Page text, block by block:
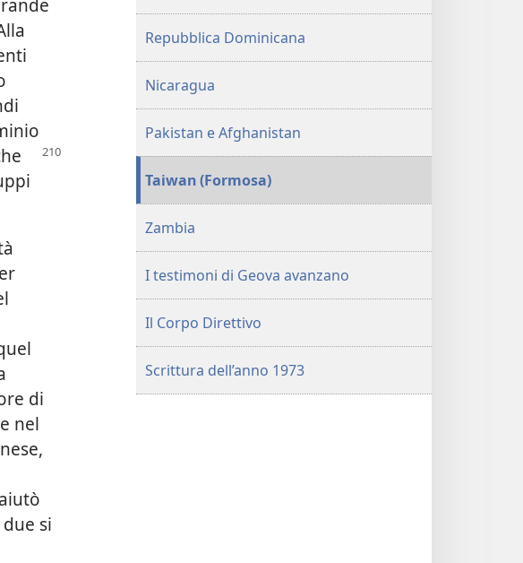
di
nel
si
Repubblica Dominicana
Nicaragua
Pakistan e Afghanistan
Taiwan (Formosa)
Zambia
I testimoni di Geova avanzano
Il Corpo Direttivo
Scrittura dell’anno 1973